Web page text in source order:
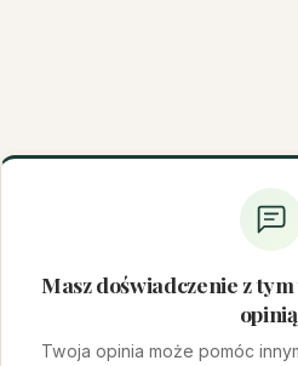
Masz doświadczenie z
Twoja opinia może pomóc